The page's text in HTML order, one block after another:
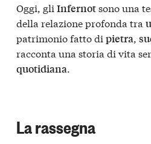
Oggi, gli Infernotsono una
della relazione profonda tra
patrimonio fatto di pietra,
racconta una storia di vita
quotidiana.
La rassegna